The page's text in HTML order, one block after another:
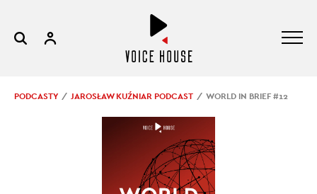
PODCASTY JAROSŁAW KUŹNIAR PODCAST WORLD IN BRIEF #12